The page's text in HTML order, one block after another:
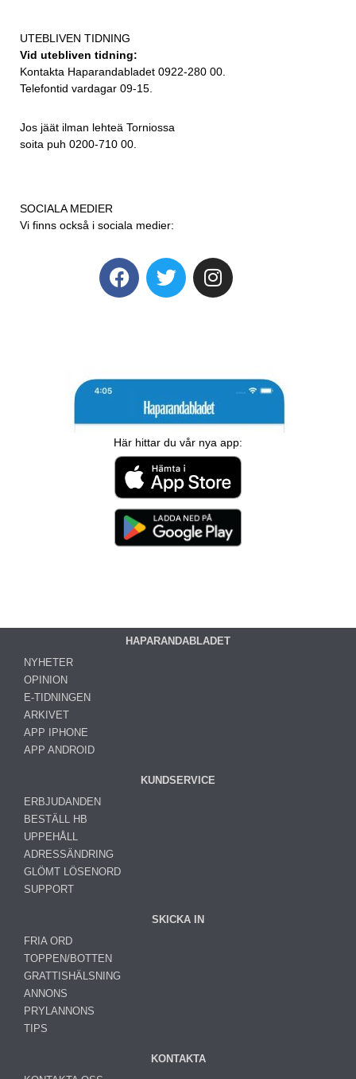
UTEBLIVEN TIDNING
Vid utebliven tidning:
Kontakta Haparandabladet 0922-280 00.
Telefontid vardagar 09-15.
Jos jäät ilman lehteä Torniossa
soita puh 0200-710 00.
SOCIALA MEDIER
Vi finns också i sociala medier:
Här hittar du vår nya app:
HAPARANDABLADET
NYHETER
OPINION
E-TIDNINGEN
ARKIVET
APP IPHONE
APP ANDROID
KUNDSERVICE
ERBJUDANDEN
BESTÄLL HB
UPPEHÅLL
ADRESSÄNDRING
GLÖMT LÖSENORD
SUPPORT
SKICKA IN
FRIA ORD
TOPPEN/BOTTEN
GRATTISHÄLSNING
ANNONS
PRYLANNONS
TIPS
KONTAKTA